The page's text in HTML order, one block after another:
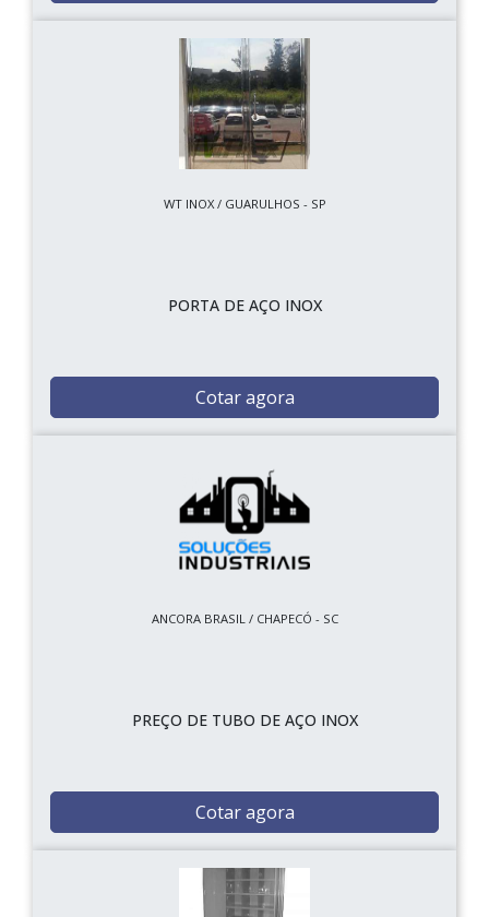
WT INOX / GUARULHOS - SP
PORTA DE AÇO INOX
Cotar agora
ANCORA BRASIL / CHAPECÓ - SC
PREÇO DE TUBO DE AÇO INOX
Cotar agora